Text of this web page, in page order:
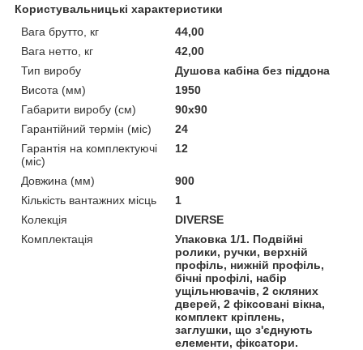
Користувальницькі характеристики
Вага брутто, кг
44,00
Вага нетто, кг
42,00
Тип виробу
Душова кабіна без піддона
Висота (мм)
1950
Габарити виробу (см)
90x90
Гарантійний термін (міс)
24
Гарантія на комплектуючі
(міс)
12
Довжина (мм)
900
Кількість вантажних місць
1
Колекція
DIVERSE
Комплектація
Упаковка 1/1. Подвійні
ролики, ручки, верхній
профіль, нижній профіль,
бічні профілі, набір
ущільнювачів, 2 скляних
дверей, 2 фіксовані вікна,
комплект кріплень,
заглушки, що з'єднують
елементи, фіксатори.